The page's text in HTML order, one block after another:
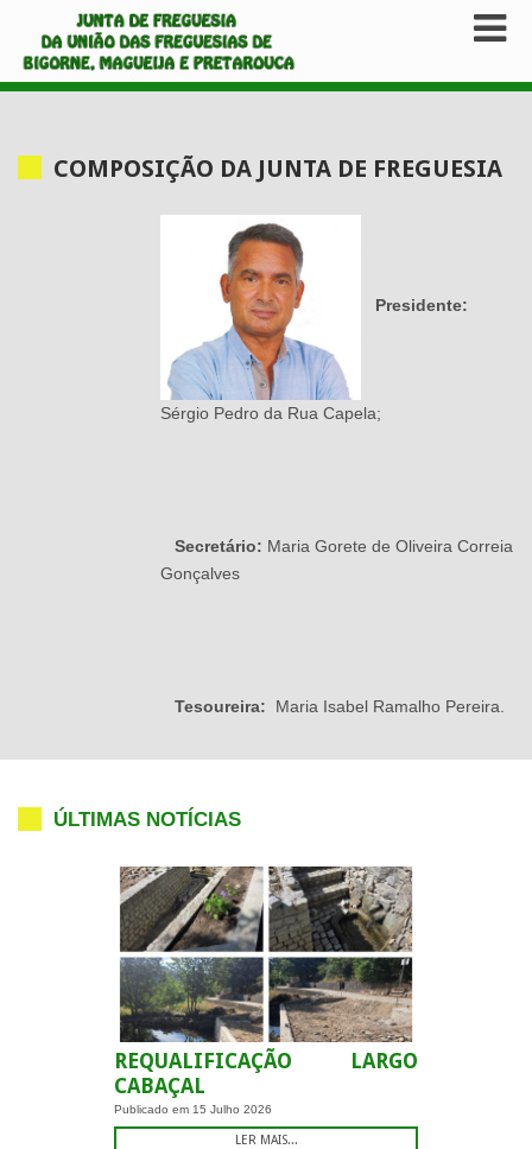
COMPOSIÇÃO DA JUNTA DE FREGUESIA
Presidente:
Sérgio Pedro da Rua Capela;
Secretário: Maria Gorete de Oliveira Correia
Gonçalves
Tesoureira: Maria Isabel Ramalho Pereira.
ÚLTIMAS NOTÍCIAS
REQUALIFICAÇÃO LARGO
CABAÇAL
Publicado em 15 Julho 2026
LER MAIS...